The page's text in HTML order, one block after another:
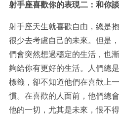
射手座喜歡你的表現二：和你
射手座天生就喜歡自由，總是
很少去考慮自己的未來。但是
們會突然想過穩定的生活，也
夠給你有更好的生活。人們總
標籤，卻不知道他們在喜歡上
慣。在喜歡的人面前，他們總
他的一切，尤其是未來，恨不